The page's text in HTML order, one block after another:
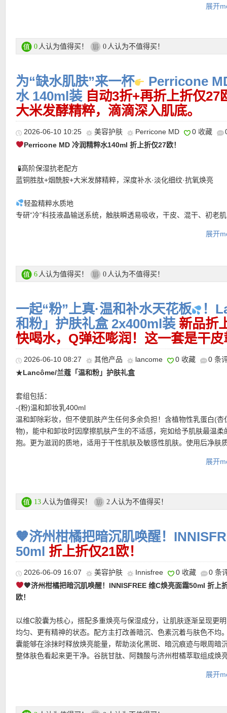
同样不可缺席，帮助支持肌肤屏障，让肌肤在焕新过程中依然保持
不容易翻车的日常抗老精华的人来说，它会比高浓度产品更容易坚
更多CeraVe品牌活动链接在此
★ 可用75折优惠码： ESTUDIANTESESP ，亲测有效！
★ 邮费：全场满30欧德国境内免邮（普通快递），可直邮瑞士、荷
展开
0 人认为值得买！ 0 人认为不值得买！
为“缺水肌肤”来一杯
Perricone
水 140ml装 自动3折+再折上折仅27
大米发酵精粹，滴滴深入肌底。
2026-06-10 10:25 美容护肤 Perricone MD 0 收藏
Perricone MD 冷润精粹水140ml 折上折仅27欧！
🧪高阶保湿抗老配方
蓝铜胜肽+烟酰胺+大米发酵精粹，深度补水·淡化细纹·抗氧焕亮
轻盈精粹水质地
专研“冷”科技液晶输送系统，触肤瞬透易吸收，干皮、混干、初老
水润嘭弹 84%用户认为肌肤触感柔嫩
购买链接在此
更多 Perricone/裴礼康 低至3折+再折上折活动链接在此
★ 可用折上折优惠码：ESTUDIANTESESP
地利等地区，邮费详情请参考网站信息。
★ 退货：14天内无理由退货
展开
6 人认为值得买！ 0 人认为不值得买！
一起“粉”上真·温和补水天花板
！
和粉」护肤礼盒 2x400ml装 新品折
快喝水，Q弹还嘭润！这一套是干
2026-06-10 08:27 其他产品 lancome 0 收藏
0 条
★Lancôme/兰蔻「温和粉」护肤礼盒
套组包括：
-(粉)温和卸妆乳400ml
温和卸除彩妆，但不使肌肤产生任何多余负担！含植物性乳蛋白(杏
物)，能中和卸妆时因摩擦肌肤产生的不适感，宛如给予肌肤最温柔
抱。更为滋润的质地，适用于干性肌肤及敏感性肌肤。使用后净肤
生的不适与紧绷感，恬适宜人的淡雅香氛，不刺激的质地，为干性
购买链接在此
更多Lancôme/兰蔻 折上折活动链接在此
★ 可用折上折优惠码：ESTUDIANTESESP亲测有效！
★ 退货：14天内无理由退货
展开
13 人认为值得买！ 2 人认为不值得买！
🧡济州柑橘把暗沉肌唤醒！
50ml 折上折仅21欧！
2026-06-09 16:07 美容护肤 Innisfree 0 收藏
0 条
🧡济州柑橘把暗沉肌唤醒！INNISFREE 维C焕亮面霜50ml 折上
欧！
以维C胶囊为核心，搭配多重焕亮与保湿成分，让肌肤逐渐呈现更
均匀、更有精神的状态。配方主打改善暗沉、色素沉着与肤色不均
囊能够在涂抹时释放焕亮能量，帮助淡化黑斑、暗沉痕迹与眼周暗
整体肤色看起来更干净。谷胱甘肽、阿魏酸与济州柑橘萃取组成焕
屏障护理。透明质酸为肌肤补充水分，角鲨烷则带来柔润滋养感，
展开